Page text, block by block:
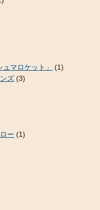
マロケット」
(1)
ズ (3)
ー (1)